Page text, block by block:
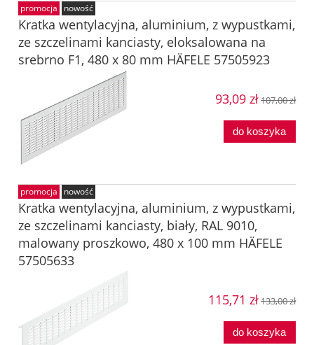
Kratka wentylacyjna, aluminium, z wypustkami,
ze szczelinami kanciasty, eloksalowana na
srebrno F1, 480 x 80 mm HÄFELE 57505923
93,09 zł107,00 zł
do koszyka
promocja nowość
Kratka wentylacyjna, aluminium, z wypustkami,
ze szczelinami kanciasty, biały, RAL 9010,
malowany proszkowo, 480 x 100 mm HÄFELE
57505633
115,71 zł133,00 zł
do koszyka
promocja nowość